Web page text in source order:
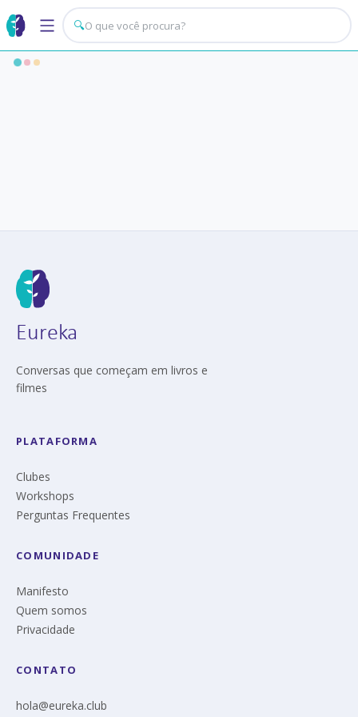
🔍
Eureka
Conversas que começam em livros e
filmes
PLATAFORMA
Clubes
Workshops
Perguntas Frequentes
COMUNIDADE
Manifesto
Quem somos
Privacidade
CONTATO
hola@eureka.club